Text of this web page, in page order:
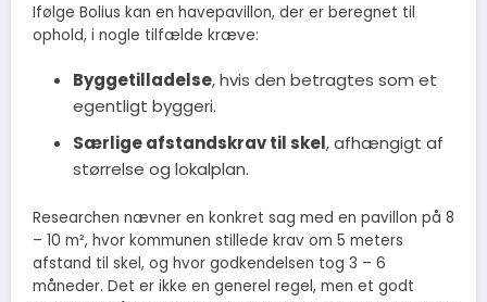
Ifølge Bolius kan en havepavillon, der er beregnet til
ophold, i nogle tilfælde kræve:
Byggetilladelse, hvis den betragtes som et
egentligt byggeri.
Særlige afstandskrav til skel, afhængigt af
størrelse og lokalplan.
Researchen nævner en konkret sag med en pavillon på 8
– 10 m², hvor kommunen stillede krav om 5 meters
afstand til skel, og hvor godkendelsen tog 3 – 6
måneder. Det er ikke en generel regel, men et godt